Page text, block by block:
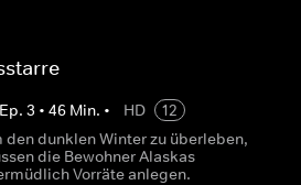
Ep. 3 • 46Min. • HD
12
den dunklen Winter zu überleben,
die Bewohner Alaskas
Vorräte anlegen.